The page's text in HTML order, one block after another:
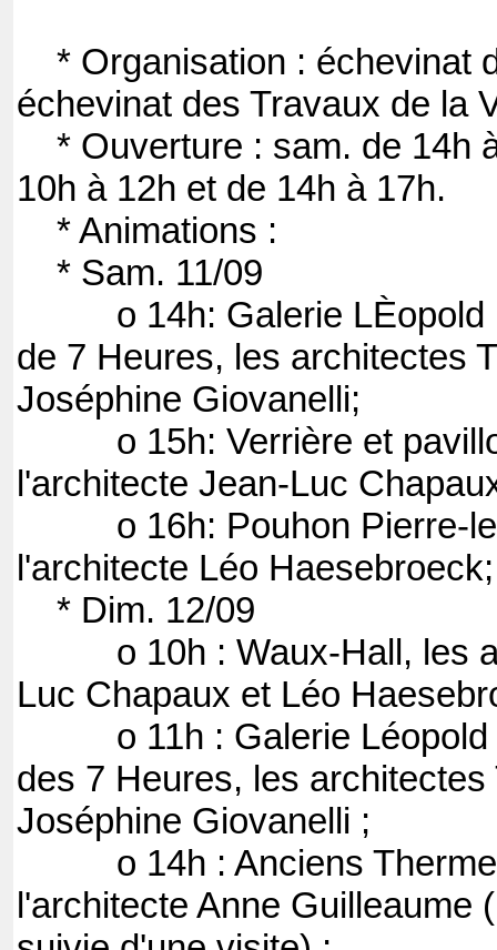
* Organisation : échevinat
échevinat des Travaux de la
* Ouverture : sam. de 14h
10h à 12h et de 14h à 17h.
* Animations :
* Sam. 11/09
o 14h: Galerie LÈopold
de 7 Heures, les architectes
Joséphine Giovanelli;
o 15h: Verrière et
l'architecte Jean-Luc
o 16h: Pouhon Pierre-
l'architecte Léo Haesebroeck;
* Dim. 12/09
o 10h : Waux-Hall, les
Luc Chapaux et Léo
o 11h : Galerie Léopold
des 7 Heures, les
Joséphine Giovanelli ;
o 14h : Anciens
l'architecte Anne Guilleaume